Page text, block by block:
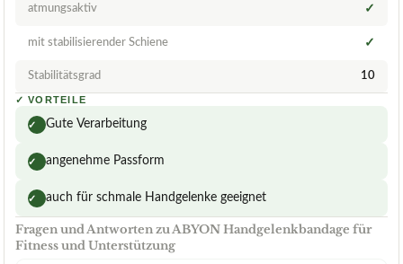
atmungsaktiv ✓
mit stabilisierender Schiene ✓
Stabilitätsgrad 10
✓ VORTEILE
✓ Gute Verarbeitung
✓ angenehme Passform
✓ auch für schmale Handgelenke geeignet
Fragen und Antworten zu ABYON Handgelenkbandage für
Fitness und Unterstützung